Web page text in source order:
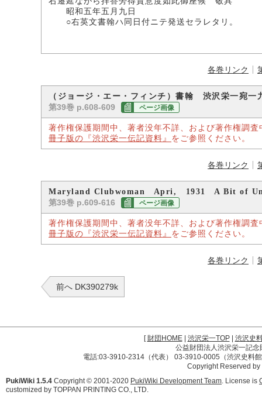
昭和五年五月九日
○右英文書翰ハ同日付ニテ発送セラレタリ。
各巻リンク
（ジョージ・エー・フィンチ）書翰 渋沢栄一宛一
第39巻 p.608-609 ページ画像
著作権保護期間中、著者没年不詳、および著作権調
冊子版の『渋沢栄一伝記資料』 をご参照ください。
各巻リンク
Maryland Clubwoman Apri, 1931 A Bit of
第39巻 p.609-616 ページ画像
著作権保護期間中、著者没年不詳、および著作権調
冊子版の『渋沢栄一伝記資料』 をご参照ください。
各巻リンク
前へ DK390279k
[財団HOME| 渋沢栄一TOP| 渋沢史
公益財団法人渋沢栄一記
電話:03-3910-2314（代表） 03-3910-0005（渋沢史料
Copyright Reserved
PukiWiki 1.5.4 Copyright © 2001-2020 PukiWiki Development Team. License is
customized by TOPPAN PRINTING CO., LTD.